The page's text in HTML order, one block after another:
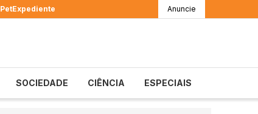
PetExpediente Anuncie
SOCIEDADE CIÊNCIA ESPECIAIS